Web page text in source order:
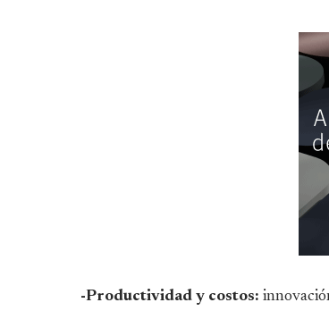
-Productividad y costos: